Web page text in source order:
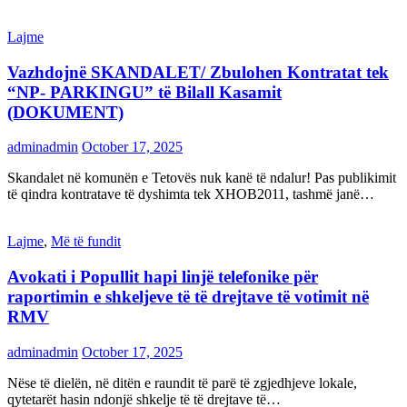
Lajme
Vazhdojnë SKANDALET/ Zbulohen Kontratat tek
“NP- PARKINGU” të Bilall Kasamit
(DOKUMENT)
adminadmin October 17, 2025
Skandalet në komunën e Tetovës nuk kanë të ndalur! Pas publikimit
të qindra kontratave të dyshimta tek XHOB2011, tashmë janë…
Lajme, Më të fundit
Avokati i Popullit hapi linjë telefonike për
raportimin e shkeljeve të të drejtave të votimit në
RMV
adminadmin October 17, 2025
Nëse të dielën, në ditën e raundit të parë të zgjedhjeve lokale,
qytetarët hasin ndonjë shkelje të të drejtave të…